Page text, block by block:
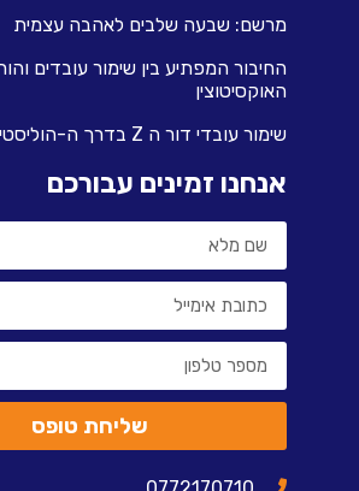
מרשם: שבעה שלבים לאהבה עצמית
החיבור המפתיע בין שימור עובדים
האוקסיטוצין
שימור עובדי דור ה Z בדרך ה-הוליסטית!
אנחנו זמינים עבורכם
שליחת טופס